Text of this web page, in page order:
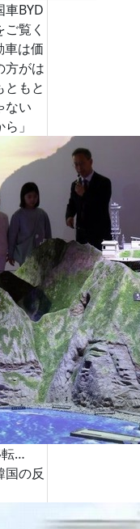
車BYD
覧く
は価
方がは
ともと
ない
」
転…
国の反